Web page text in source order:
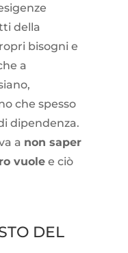
della
bisogni e
a
che spesso
dipendenza.
a non saper
vuolee ciò
DEL